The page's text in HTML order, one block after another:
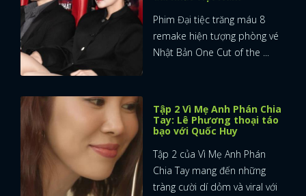
Phim Đại tiệc trăng máu 8
remake hiện tượng phòng vé
Nhật Bản One Cut of the ...
Tập 2 Vì Mẹ Anh Phán Chia
Tay: Lê Phương thoại táo
bạo với Quốc Huy
Tập 2 của Vì Mẹ Anh Phán
Chia Tay mang đến những
tràng cười dí dỏm và viral với